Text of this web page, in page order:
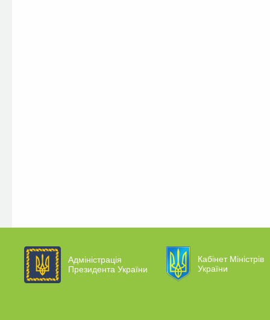
Адміністрація
Президента України
Кабінет Міністрів
України